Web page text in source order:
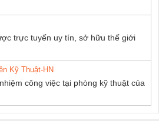
trực tuyến uy tín, sở hữu thế giới
Kỹ Thuật-HN
công việc tại phòng kỹ thuật của